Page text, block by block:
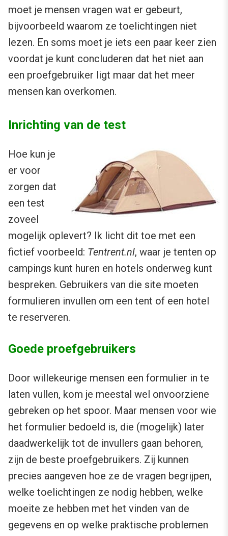
moet je mensen vragen wat er gebeurt,
bijvoorbeeld waarom ze toelichtingen niet
lezen. En soms moet je iets een paar keer zien
voordat je kunt concluderen dat het niet aan
een proefgebruiker ligt maar dat het meer
mensen kan overkomen.
Inrichting van de test
Hoe kun je
er voor
zorgen dat
een test
zoveel
mogelijk oplevert? Ik licht dit toe met een
fictief voorbeeld: Tentrent.nl, waar je tenten op
campings kunt huren en hotels onderweg kunt
bespreken. Gebruikers van die site moeten
formulieren invullen om een tent of een hotel
te reserveren.
Goede proefgebruikers
Door willekeurige mensen een formulier in te
laten vullen, kom je meestal wel onvoorziene
gebreken op het spoor. Maar mensen voor wie
het formulier bedoeld is, die (mogelijk) later
daadwerkelijk tot de invullers gaan behoren,
zijn de beste proefgebruikers. Zij kunnen
precies aangeven hoe ze de vragen begrijpen,
welke toelichtingen ze nodig hebben, welke
moeite ze hebben met het vinden van de
gegevens en op welke praktische problemen